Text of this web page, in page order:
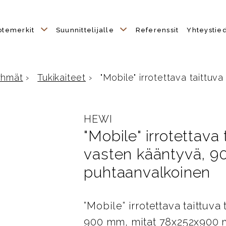
Suunnittelijalle Referenssit
› Tukikaiteet › "Mobile" irrotettava taittuva
HEWI
"Mobile"
vasten kääntyvä,
puhtaanvalkoinen
”Mobile” irrotettava
900 mm, mitat 78x252x900